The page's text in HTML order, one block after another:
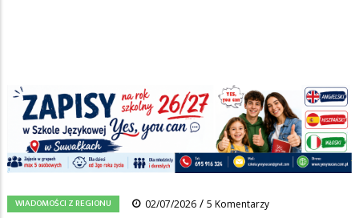
Ścieżka
nawigacyjna
Strona główna/Wiadomości /Wiadomości z regionu/
Rozmowy w Warszawie o przyszłości dworca i układu
komunikacyjnego Suwałk
FacebookPinterestTumblr
0 Reddit Share
WIADOMOŚCI Z REGIONU 02/07/2026 / 5 Komentarzy